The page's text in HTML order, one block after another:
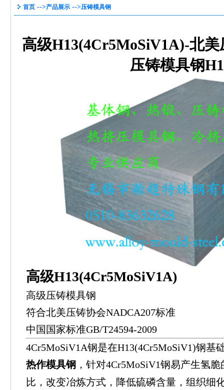
首页 -->产品展示 -->压铸模具钢
高级H13(4Cr5MoSiV1A)-北
压铸模具钢
高级H13(4Cr5MoSiV1A)
高级压铸模具钢
符合北美压铸协会NADCA207标准
中国国家标准GB/T24594-2009
4Cr5MoSiV1A钢是在H13(4Cr5MoSiV1)钢基
热作模具钢 ，针对4Cr5MoSiV1钢易产生氢
比，改变冶炼方式，降低硫磷含量，组织细